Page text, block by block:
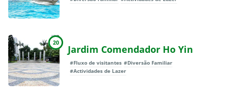
20
Jardim Comendador Ho Yin
#Fluxo de visitantes #Diversão Familiar
#Actividades de Lazer